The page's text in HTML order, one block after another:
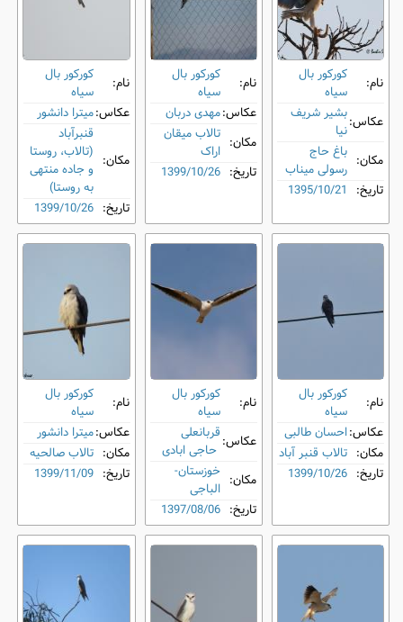
نام:
کورکور بال
‌سیاه
عکاس:بشیر شریف
نیا
مکان: باغ حاج
رسولی میناب
تاریخ: 1395/10/21
نام:
کورکور بال
‌سیاه
عکاس:مهدی دربان
مکان: تالاب میقان
اراک
تاریخ: 1399/10/26
نام:
کورکور بال
‌سیاه
عکاس:میترا دانشور
مکان:
قنبرآباد
(تالاب، روستا
و جاده منتهی
به روستا)
تاریخ: 1399/10/26
نام:
کورکور بال
‌سیاه
عکاس:احسان طالبی
مکان: تالاب قنبر آباد
تاریخ: 1399/10/26
نام:
کورکور بال
‌سیاه
عکاس:قربانعلی
حاجی ابادی
مکان: خوزستان-
الباجی
تاریخ: 1397/08/06
نام:
کورکور بال
‌سیاه
عکاس:میترا دانشور
مکان: تالاب صالحیه
تاریخ: 1399/11/09